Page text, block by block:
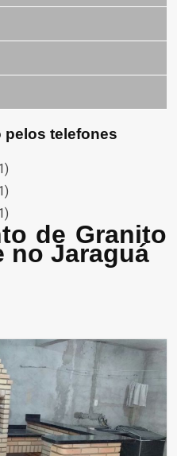
pelos telefones
de Granito
no Jaraguá